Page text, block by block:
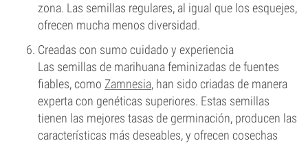
zona. Las semillas regulares, al igual que los esquejes,
ofrecen mucha menos diversidad.
Creadas con sumo cuidado y experiencia
Las semillas de marihuana feminizadas de fuentes
fiables, como Zamnesia, han sido criadas de manera
experta con genéticas superiores. Estas semillas
tienen las mejores tasas de germinación, producen las
características más deseables, y ofrecen cosechas